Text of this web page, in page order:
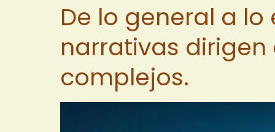
De lo general a
narrativas
complejos.